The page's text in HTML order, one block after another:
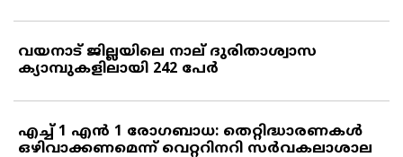
വയനാട് ജില്ലയിലെ നാല് ദുരിതാശ്വാസ
ക്യാമ്പുകളിലായി 242 പേര്‍
എച്ച് 1 എന്‍ 1 രോഗബാധ: തെറ്റിദ്ധാരണകള്‍
ഒഴിവാക്കണമെന്ന് വെറ്ററിനറി സര്‍വകലാശാല